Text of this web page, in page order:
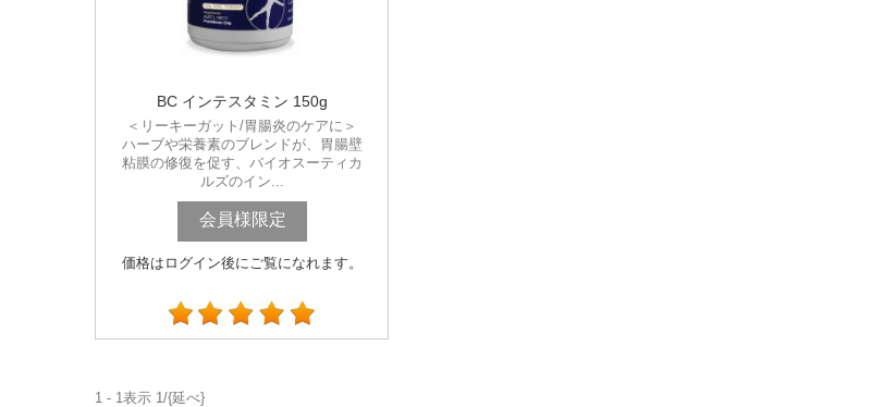
BC インテスタミン 150g
＜リーキーガット/胃腸炎のケアに＞
ハーブや栄養素のブレンドが、胃腸壁
粘膜の修復を促す、バイオスーティカ
ルズのイン...
会員様限定
価格はログイン後にご覧になれます。
1 - 1表示 1/{延べ}